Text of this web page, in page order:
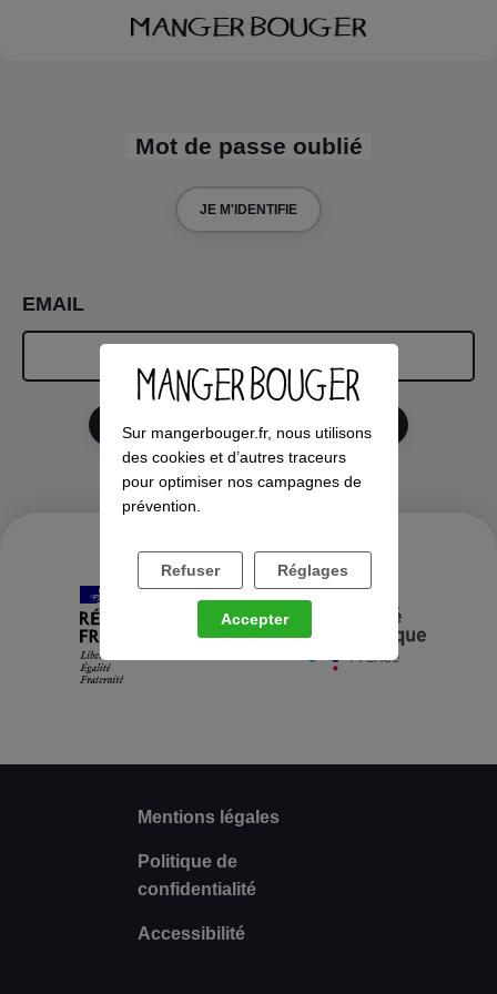
Mot de passe oublié
JE M'IDENTIFIE
EMAIL
RÉINITIALISER MON MOT DE PASSE
Mentions légales
Politique de
confidentialité
Accessibilité
Sur mangerbouger.fr, nous utilisons
des cookies et d’autres traceurs
pour optimiser nos campagnes de
prévention.
Refuser Réglages
Accepter